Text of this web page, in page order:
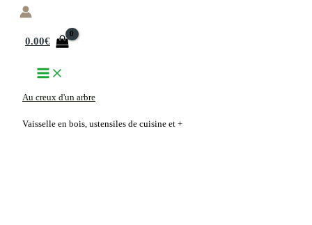
Aller
0.00€
Au creux d'un arbre
Vaisselle en bois, ustensiles de cuisine et +